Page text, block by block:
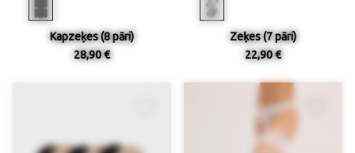
Kapzeķes (8 pāri)
28,90 €
Zeķes (7 pāri)
22,90 €